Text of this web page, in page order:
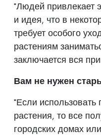
"Людей привлекает
и идея, что в
требует особого
растениям
заключается вся
Вам не нужен
"Если
растения, то все
городских домах